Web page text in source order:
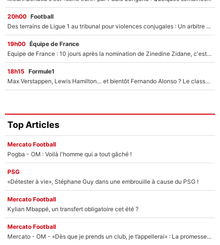
20h00 Football
Des terrains de Ligue 1 au tribunal pour violences conjugales : Un arbitre français encourt une peine de 18 mois de prison !
19h00 Équipe de France
Equipe de France : 10 jours après la nomination de Zinedine Zidane, c'est au tour de son fils de prendre un nouveau départ !
18h15 Formule1
Max Verstappen, Lewis Hamilton… et bientôt Fernando Alonso ? Le classement des pilotes les mieux payés en Formule 1 risque de changer !
Top Articles
Mercato Football
Pogba - OM : Voilà l'homme qui a tout gâché !
PSG
«Détester à vie», Stéphane Guy dans une embrouille à cause du PSG !
Mercato Football
Kylian Mbappé, un transfert obligatoire cet été ?
Mercato Football
Mercato - OM - «Dès que je prends un club, je t’appellerai» : La promesse de Marcelino au moment de claquer la porte